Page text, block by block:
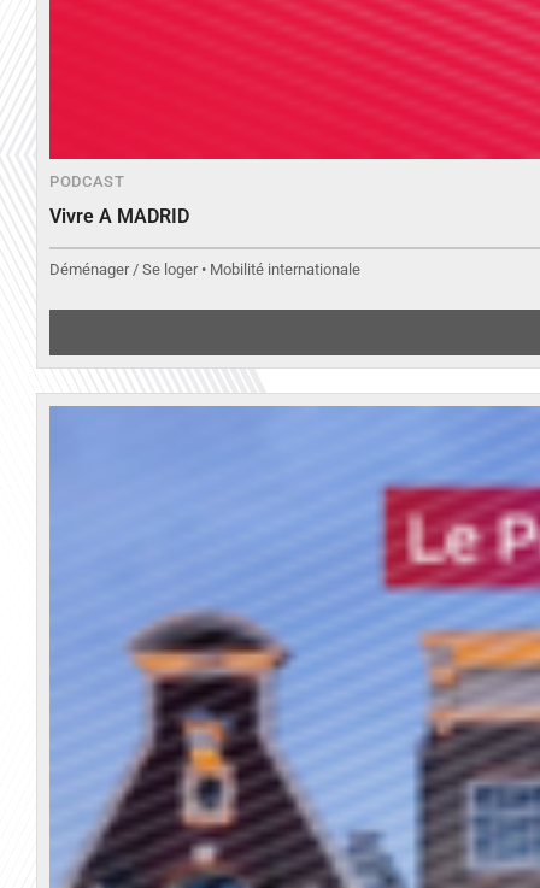
PODCAST
Vivre A MADRID
Déménager / Se loger • Mobilité internationale